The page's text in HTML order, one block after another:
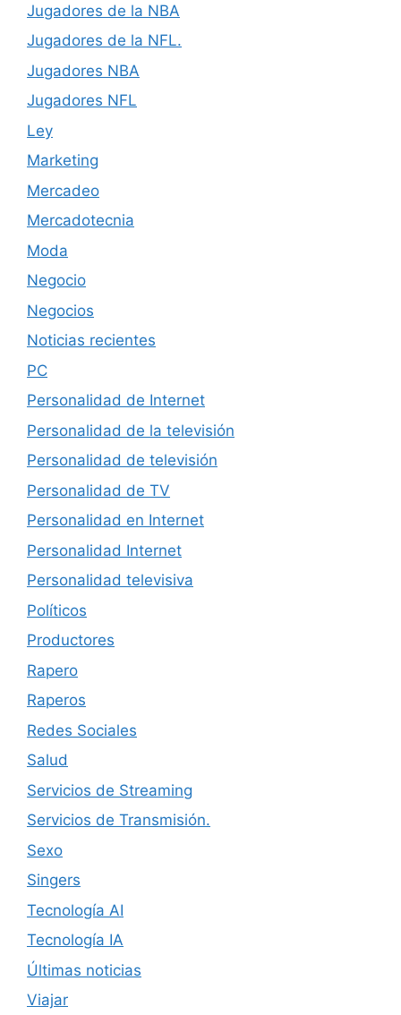
Jugadores de la NBA
Jugadores de la NFL.
Jugadores NBA
Jugadores NFL
Ley
Marketing
Mercadeo
Mercadotecnia
Moda
Negocio
Negocios
Noticias recientes
PC
Personalidad de Internet
Personalidad de la televisión
Personalidad de televisión
Personalidad de TV
Personalidad en Internet
Personalidad Internet
Personalidad televisiva
Políticos
Productores
Rapero
Raperos
Redes Sociales
Salud
Servicios de Streaming
Servicios de Transmisión.
Sexo
Singers
Tecnología AI
Tecnología IA
Últimas noticias
Viajar